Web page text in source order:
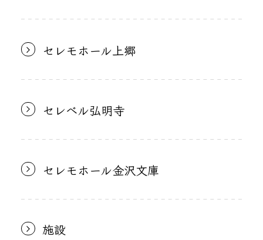
セレモホール上郷
セレベル弘明寺
セレモホール金沢文庫
施設